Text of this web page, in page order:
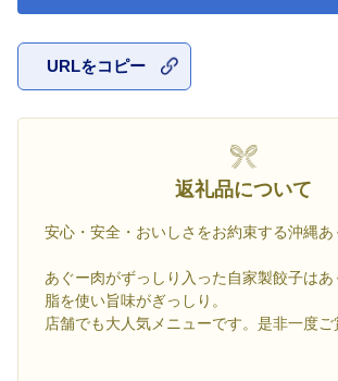
URLをコピー
返礼品について
安心・安全・おいしさをお約束する沖縄あ
あぐー肉がずっしり入った自家製餃子は
脂を使い旨味がぎっしり。
店舗でも大人気メニューです。是非一度ご